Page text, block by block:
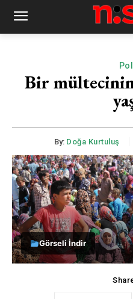
Bir
By: Doğa Kurtuluş
Görseli İndir